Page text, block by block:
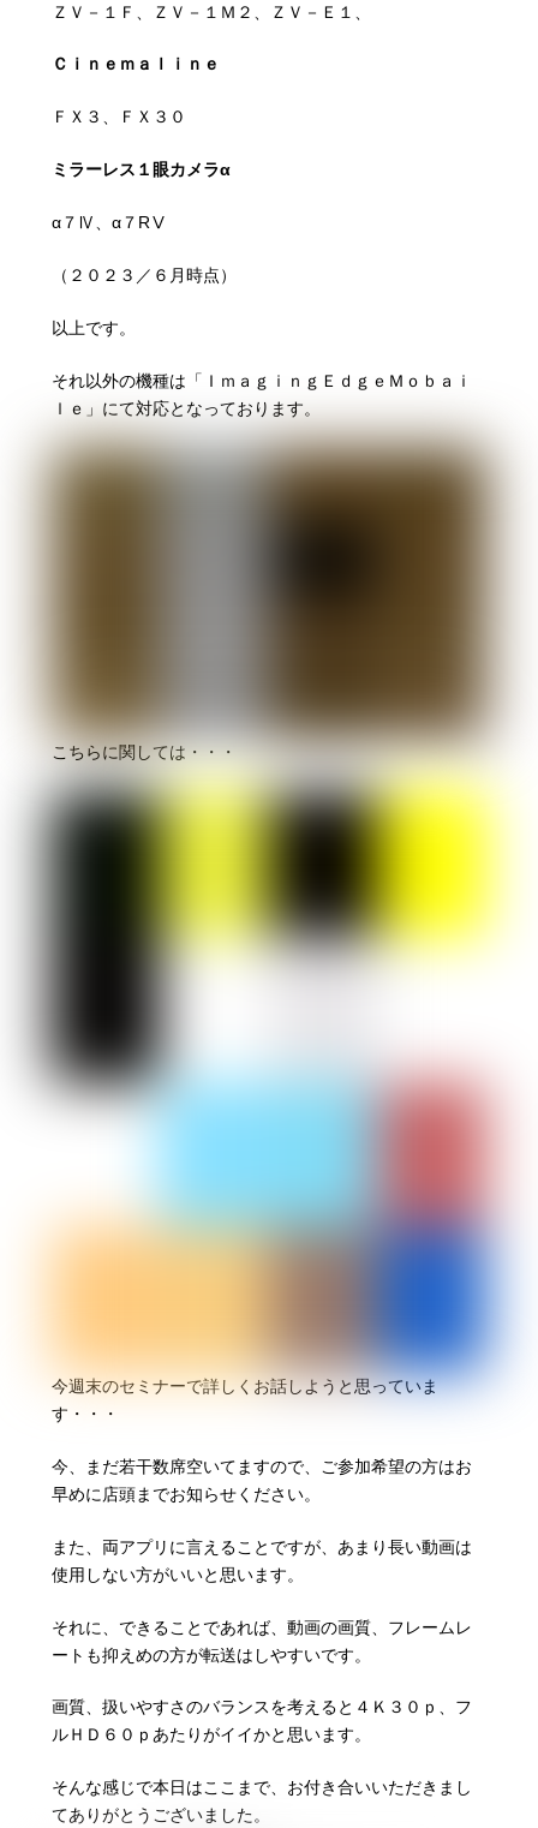
ＺＶ－１Ｆ ＺＶ－１Ｍ２ ＺＶ－Ｅ１
Ｃｉｎｅｍａｌｉｎｅ
ＦＸ３ 、 ＦＸ３０
ミラーレス１眼カメラα
α７Ⅳ α７RⅤ
（２０２３／６月時点）
以上です。
それ以外の機種は「ＩｍａｇｉｎｇＥｄｇｅＭｏｂａｉ
ｌｅ」にて対応となっております。
こちらに関しては・・・
今週末のセミナーで詳しくお話しようと思っていま
す・・・
今、まだ若干数席空いてますので、ご参加希望の方はお
早めに店頭までお知らせください。
また、両アプリに言えることですが、あまり長い動画は
使用しない方がいいと思います。
それに、できることであれば、動画の画質、フレームレ
ートも抑えめの方が転送はしやすいです。
画質、扱いやすさのバランスを考えると４Ｋ３０ｐ、フ
ルＨＤ６０ｐあたりがイイかと思います。
そんな感じで本日はここまで、お付き合いいただきまし
てありがとうございました。